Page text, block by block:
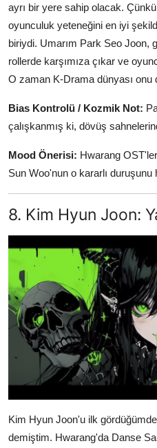
ayrı bir yere sahip olacak.
oyunculuk yeteneğini en iyi
biriydi. Umarım Park Seo Joon,
rollerde karşımıza çıkar ve
O zaman K-Drama dünyası onu
Bias Kontrolü / Kozmik Not:
çalışkanmış ki, dövüş
Mood Önerisi: Hwarang
Sun Woo'nun o kararlı duruşunu
8. Kim Hyun Joon:
Kim Hyun Joon'u ilk
demiştim. Hwarang'da Danse